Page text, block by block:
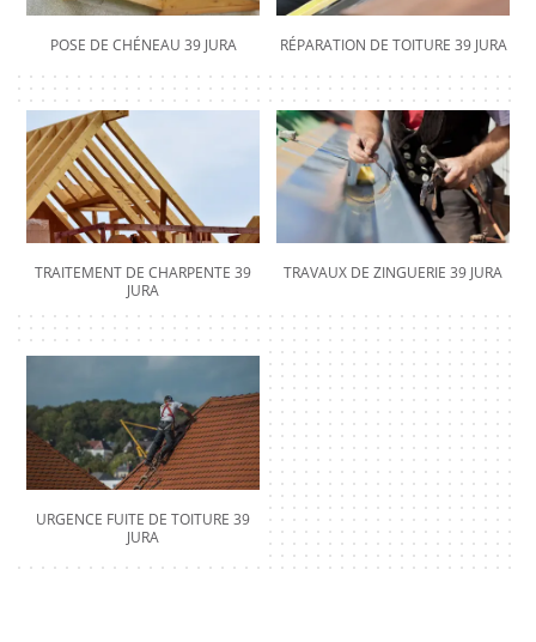
POSE DE CHÉNEAU 39 JURA RÉPARATION DE TOITURE 39 JURA
TRAITEMENT DE CHARPENTE 39
JURA
TRAVAUX DE ZINGUERIE 39 JURA
URGENCE FUITE DE TOITURE 39
JURA